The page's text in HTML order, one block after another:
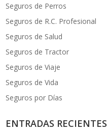
Seguros de Perros
Seguros de R.C. Profesional
Seguros de Salud
Seguros de Tractor
Seguros de Viaje
Seguros de Vida
Seguros por Días
ENTRADAS RECIENTES